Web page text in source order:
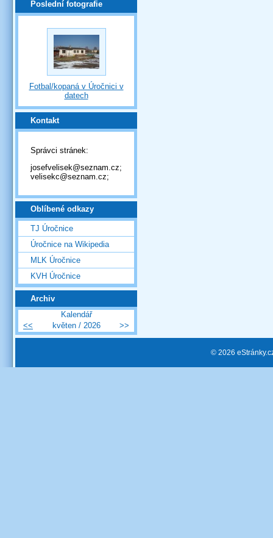
Poslední fotografie
Fotbal/kopaná v Úročnici v
datech
Kontakt
Správci stránek:
josefvelisek@seznam.cz;
velisekc@seznam.cz;
Oblíbené odkazy
TJ Úročnice
Úročnice na Wikipedia
MLK Úročnice
KVH Úročnice
Archiv
Kalendář
<<
květen / 2026 >>
© 2026